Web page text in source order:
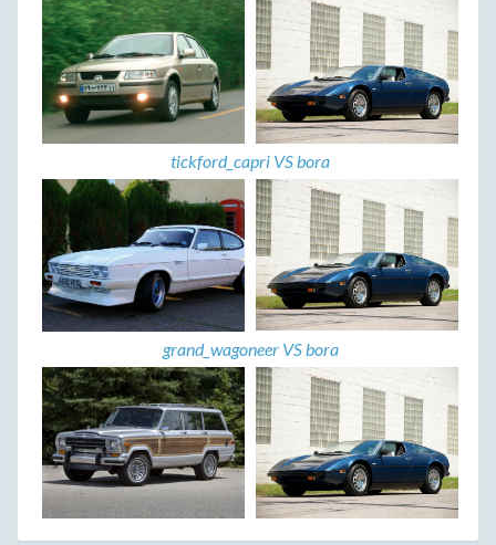
tickford_capri VS bora
grand_wagoneer VS bora